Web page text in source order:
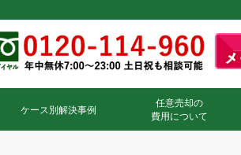
ケース別解決事例
任意売却の
費用について